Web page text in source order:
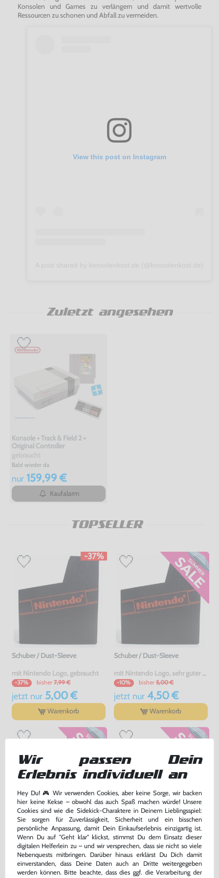
Konsolen und Games zu verlängern und damit wertvolle
Ressourcen zu schonen und Abfall zu vermeiden.
View this post on Instagram
Zuletzt angesehen
Konsole + Track & Field 2 +
Original Controller
Bald wieder da
nur159,99 €
Kaufalarm
TOPSELLER
-37%
Schuber / Dust-Sleeve
mit Nintendo Logo, gebraucht
-37% bisher 7,99 €
jetzt nur5,00 €
Warenkorb
Schuber / Dust-Sleeve
mit Nintendo Logo, sehr guter Zustand, gebraucht
-10% bisher 5,00 €
jetzt nur4,50 €
Warenkorb
Schuber / Dust-Sleeve
ohne Nintendo Logo, gebraucht
-60% bisher 2,99 €
jetzt nur1,20 €
Original Controller NES-004E
[Nintendo]
gebraucht
-10% bisher 19,99 €
jetzt nur 17,99 €
Wir passen Dein
Erlebnis individuell an
Hey Du! 🎮 Wir verwenden Cookies, aber keine Sorge, wir backen
hier keine Kekse – obwohl das auch Spaß machen würde! Unsere
Cookies sind wie die Sidekick-Charaktere in Deinem Lieblingsspiel:
Sie sorgen für Zuverlässigkeit, Sicherheit und ein bisschen
persönliche Anpassung, damit Dein Einkaufserlebnis einzigartig ist.
Wenn Du auf "Geht klar" klickst, stimmst Du dem Einsatz dieser
digitalen Helferlein zu – und wir versprechen, dass sie nicht so viele
Nebenquests mitbringen. Darüber hinaus erklärst Du Dich damit
einverstanden, dass Deine Daten auch an Dritte weitergegeben
werden können. Bitte beachte, dass dies ggf. die Verarbeitung der